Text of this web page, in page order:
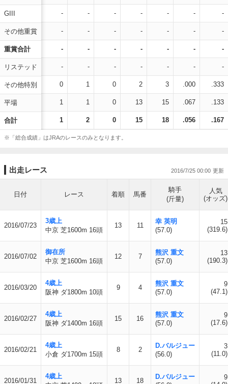
GIII
その他重賞
重賞合計
リステッド
その他特別
平場
合計
- - - - - - -
- - - - - - -
- - - - - - -
- - - - - - -
0 1 0 2 3 .000 .333
1 1 0 13 15 .067 .133
1 2 0 15 18 .056 .167
※「総合成績」はJRAのレースのみとなります。
出走レース 2016/7/25 00:00
日付 レース 着順 馬番
騎手
(斤量)
人気
(オッズ)
2016/07/23
3歳上
中京 芝1600m 16頭
13 11
幸 英明
(57.0)
15
(319.6)
2016/07/02
御在所
中京 芝1600m 16頭
12 7
熊沢 重文
(57.0)
13
(190.3)
2016/03/20
4歳上
阪神 ダ1800m 10頭
9 4
熊沢 重文
(57.0)
9
(47.1)
2016/02/27
4歳上
阪神 ダ1400m 16頭
15 16
熊沢 重文
(57.0)
9
(17.6)
2016/02/21
4歳上
小倉 ダ1700m 15頭
8 2
D.バルジュー
(56.0)
3
(11.0)
2016/01/31
4歳上
13 18
D.バルジュー
9